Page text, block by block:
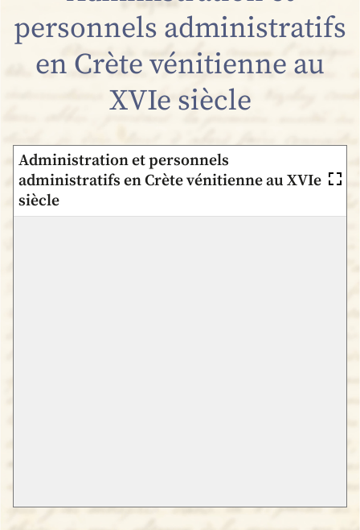
personnels administratifs
en Crète vénitienne au
XVIe siècle
Administration et personnels
administratifs en Crète vénitienne au XVIe
siècle